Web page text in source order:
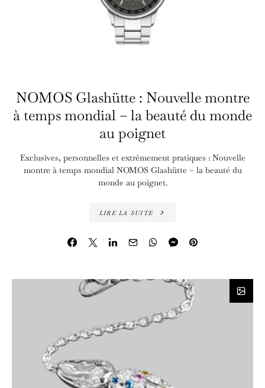
NOMOS Glashütte : Nouvelle montre
à temps mondial – la beauté du monde
au poignet
Exclusives, personnelles et extrêmement pratiques : Nouvelle
montre à temps mondial NOMOS Glashütte – la beauté du
monde au poignet.
LIRE LA SUITE